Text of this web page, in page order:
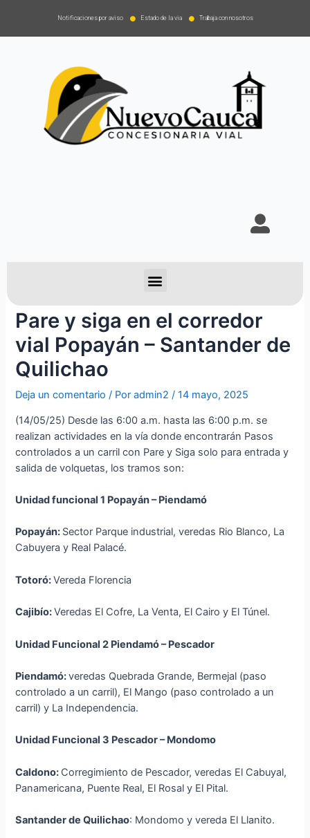
Notificaciones por aviso Estado de la via Trabaja con nosotros
Pare y siga en el corredor
vial Popayán – Santander de
Quilichao
Deja un comentario / Poradmin2 /14 mayo, 2025
(14/05/25) Desde las 6:00 a.m. hasta las 6:00 p.m. se
realizan actividades en la vía donde encontrarán Pasos
controlados a un carril con Pare y Siga solo para entrada y
salida de volquetas, los tramos son:
Unidad funcional 1 Popayán – Piendamó
Popayán: Sector Parque industrial, veredas Rio Blanco, La
Cabuyera y Real Palacé.
Totoró:Vereda Florencia
Cajibío:Veredas El Cofre, La Venta, El Cairo y El Túnel.
Unidad Funcional 2 Piendamó – Pescador
Piendamó:veredas Quebrada Grande, Bermejal (paso
controlado a un carril), El Mango (paso controlado a un
carril) y La Independencia.
Unidad Funcional 3 Pescador – Mondomo
Caldono: Corregimiento de Pescador, veredas El Cabuyal,
Panamericana, Puente Real, El Rosal y El Pital.
Santander de Quilichao: Mondomo y vereda El Llanito.